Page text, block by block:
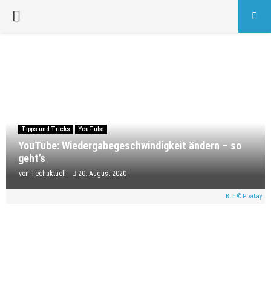
PRIMARY
Tipps und Tricks YouTube
YouTube: Wiedergabegeschwindigkeit ändern – so
geht’s
von Techaktuell 20. August 2020
Bild © Pixabay